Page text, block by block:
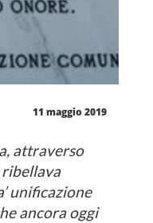
11 maggio 2019
attraverso
ribellava
unificazione
ancora oggi